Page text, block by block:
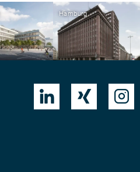
Hamburg
  